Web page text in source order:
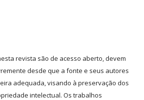
revista são de acesso aberto, devem
desde que a fonte e seus autores
adequada, visando à preservação dos
intelectual. Os trabalhos